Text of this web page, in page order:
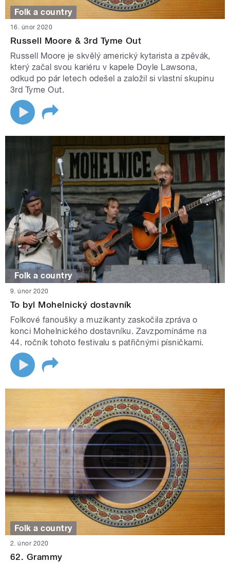
Folk a country
16. únor 2020
Russell Moore & 3rd Tyme Out
Russell Moore je skvělý americký kytarista a zpěvák,
který začal svou kariéru v kapele Doyle Lawsona,
odkud po pár letech odešel a založil si vlastní skupinu
3rd Tyme Out.
Folk a country
9. únor 2020
To byl Mohelnický dostavník
Folkové fanoušky a muzikanty zaskočila zpráva o
konci Mohelnického dostavníku. Zavzpomínáme na
44. ročník tohoto festivalu s patřičnými písničkami.
Folk a country
2. únor 2020
62. Grammy